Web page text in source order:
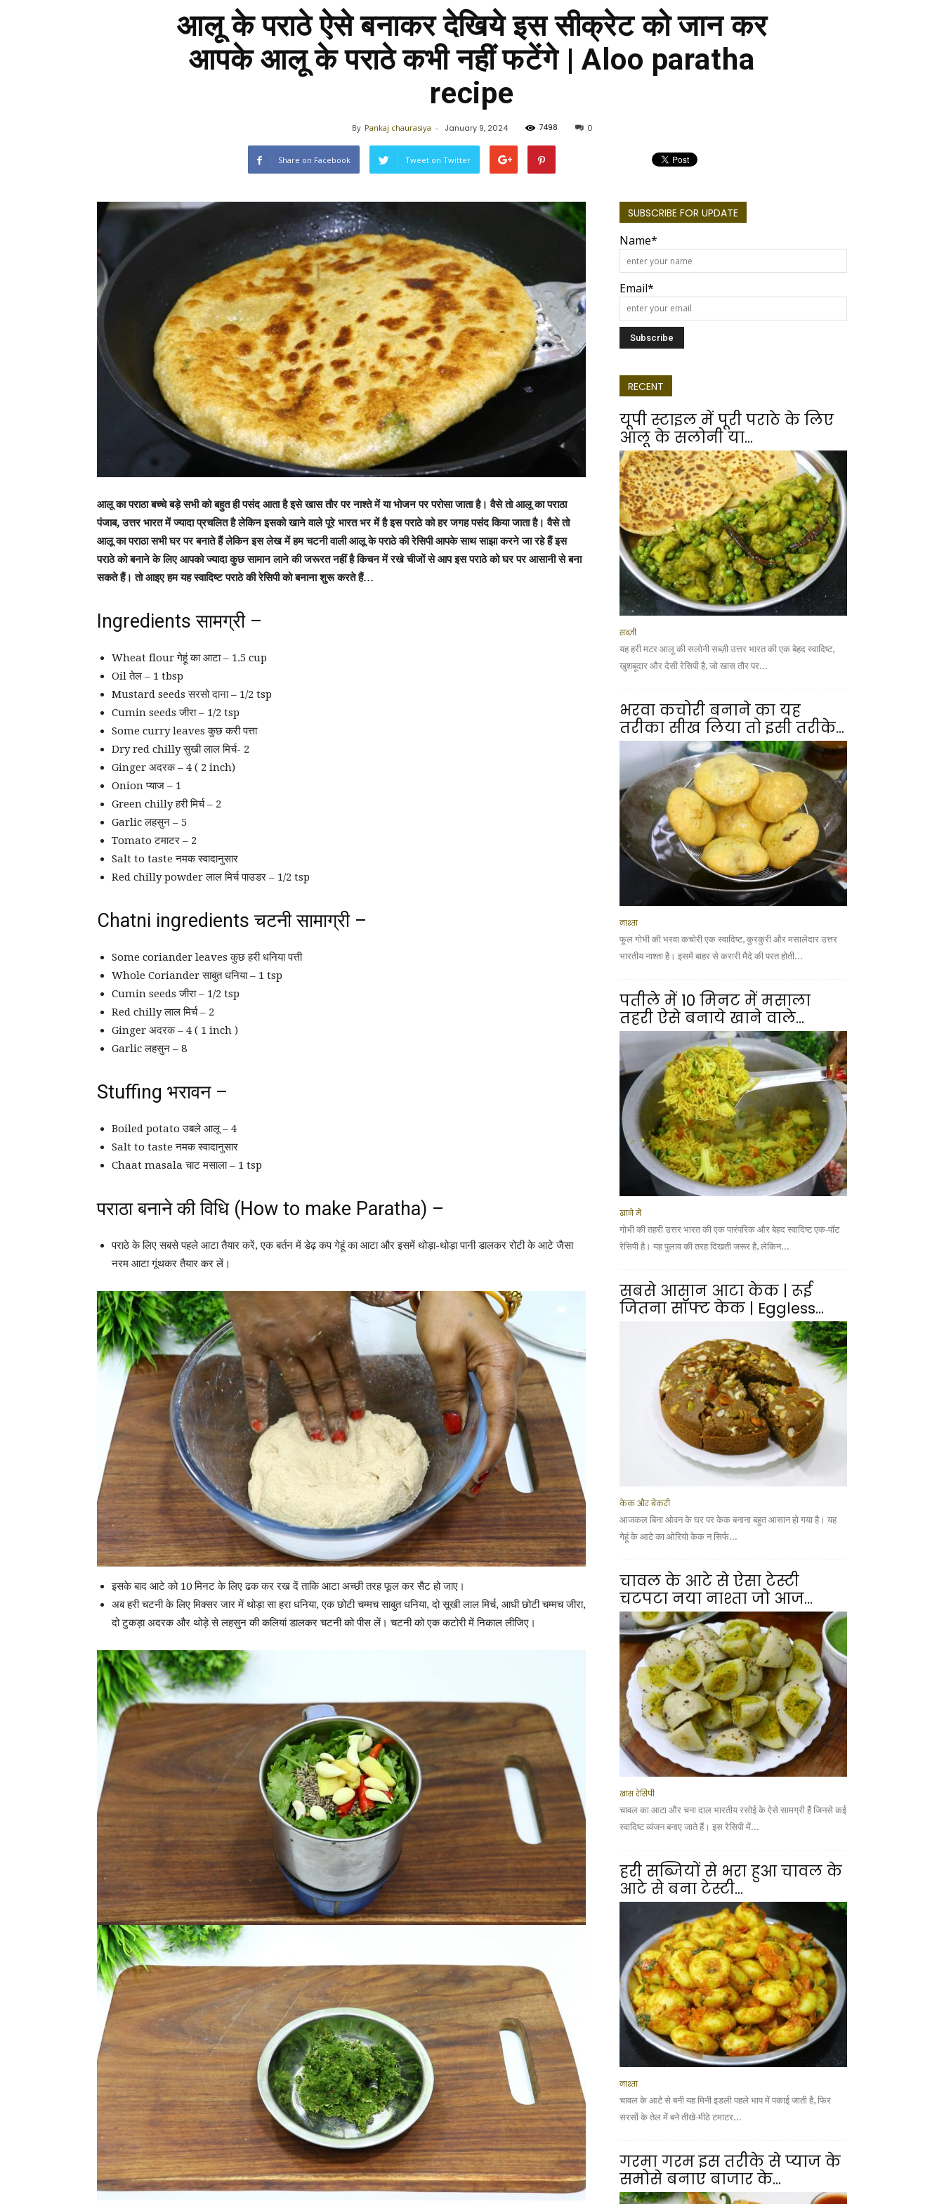
आलू के पराठे ऐसे बनाकर देखिये इस सीक्रेट को जान कर
आपके आलू के पराठे कभी नहीं फटेंगे | Aloo paratha
recipe
By Pankaj chaurasiya - January 9, 2024 7498 0
Share on Facebook Tweet on Twitter
आलू का पराठा बच्चे बड़े सभी को बहुत ही पसंद आता है इसे खास तौर पर नाश्ते में या भोजन पर परोसा जाता है। वैसे तो आलू का पराठा
पंजाब, उत्तर भारत में ज्यादा प्रचलित है लेकिन इसको खाने वाले पूरे भारत भर में है इस पराठे को हर जगह पसंद किया जाता है। वैसे तो
आलू का पराठा सभी घर पर बनाते हैं लेकिन इस लेख में हम चटनी वाली आलू के पराठे की रेसिपी आपके साथ साझा करने जा रहे हैं इस
पराठे को बनाने के लिए आपको ज्यादा कुछ सामान लाने की जरूरत नहीं है किचन में रखे चीजों से आप इस पराठे को घर पर आसानी से बना
सकते हैं। तो आइए हम यह स्वादिष्ट पराठे की रेसिपी को बनाना शुरू करते हैं…
Ingredients सामग्री –
Wheat flour गेहूं का आटा – 1.5 cup
Oil तेल – 1 tbsp
Mustard seeds सरसो दाना – 1/2 tsp
Cumin seeds जीरा – 1/2 tsp
Some curry leaves कुछ करी पत्ता
Dry red chilly सुखी लाल मिर्च- 2
Ginger अदरक – 4 ( 2 inch)
Onion प्याज – 1
Green chilly हरी मिर्च – 2
Garlic लहसुन – 5
Tomato टमाटर – 2
Salt to taste नमक स्वादानुसार
Red chilly powder लाल मिर्च पाउडर – 1/2 tsp
Chatni ingredients चटनी सामाग्री –
Some coriander leaves कुछ हरी धनिया पत्ती
Whole Coriander साबुत धनिया – 1 tsp
Cumin seeds जीरा – 1/2 tsp
Red chilly लाल मिर्च – 2
Ginger अदरक – 4 ( 1 inch )
Garlic लहसुन – 8
Stuffing भरावन –
Boiled potato उबले आलू – 4
Salt to taste नमक स्वादानुसार
Chaat masala चाट मसाला – 1 tsp
पराठा बनाने की विधि (How to make Paratha) –
पराठे के लिए सबसे पहले आटा तैयार करें, एक बर्तन में डेढ़ कप गेहूं का आटा और इसमें थोड़ा-थोड़ा पानी डालकर रोटी के आटे जैसा
नरम आटा गूंथकर तैयार कर लें।
इसके बाद आटे को 10 मिनट के लिए ढक कर रख दें ताकि आटा अच्छी तरह फूल कर सैट हो जाए।
अब हरी चटनी के लिए मिक्सर जार में थोड़ा सा हरा धनिया, एक छोटी चम्मच साबुत धनिया, दो सूखी लाल मिर्च, आधी छोटी चम्मच जीरा,
दो टुकड़ा अदरक और थोड़े से लहसुन की कलियां डालकर चटनी को पीस लें। चटनी को एक कटोरी में निकाल लीजिए।
SUBSCRIBE FOR UPDATE
Name*
Email*
RECENT
यूपी स्टाइल में पूरी पराठे के लिए
आलू के सलोनी या...
सब्ज़ी
यह हरी मटर आलू की सलोनी सब्ज़ी उत्तर भारत की एक बेहद स्वादिष्ट,
खुशबूदार और देसी रेसिपी है, जो खास तौर पर...
भरवा कचोरी बनाने का यह
तरीका सीख लिया तो इसी तरीके...
नाश्ता
फूल गोभी की भरवा कचोरी एक स्वादिष्ट, कुरकुरी और मसालेदार उत्तर
भारतीय नाश्ता है। इसमें बाहर से करारी मैदे की परत होती...
पतीले में 10 मिनट में मसाला
तहरी ऐसे बनाये खाने वाले...
खाने में
गोभी की तहरी उत्तर भारत की एक पारंपरिक और बेहद स्वादिष्ट एक-पॉट
रेसिपी है। यह पुलाव की तरह दिखती जरूर है, लेकिन...
सबसे आसान आटा केक | रूई
जितना सॉफ्ट केक | Eggless...
केक और बेकरी
आजकल बिना ओवन के घर पर केक बनाना बहुत आसान हो गया है। यह
गेहूं के आटे का ओरियो केक न सिर्फ...
चावल के आटे से ऐसा टेस्टी
चटपटा नया नाश्ता जो आज...
खास रेसिपी
चावल का आटा और चना दाल भारतीय रसोई के ऐसे सामग्री हैं जिनसे कई
स्वादिष्ट व्यंजन बनाए जाते हैं। इस रेसिपी में...
हरी सब्जियों से भरा हुआ चावल के
आटे से बना टेस्टी...
नाश्ता
चावल के आटे से बनी यह मिनी इडली पहले भाप में पकाई जाती है, फिर
सरसों के तेल में बने तीखे-मीठे टमाटर...
गरमा गरम इस तरीके से प्याज के
समोसे बनाए बाजार के...